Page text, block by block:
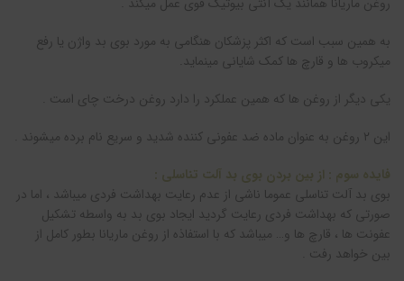
به همین سبب است که اکثر پزشکان هنگامی به مورد بوی بد واژن یا رفع
میکروب ها و قارچ ها کمک شایانی مینماید.
یکی دیگر از روغن ها که همین عملکرد را دارد روغن درخت چای است .
این ۲ روغن به عنوان ماده ضد عفونی کننده شدید و سریع نام برده میشوند .
فایده سوم : از بین بردن بوی بد آلت تناسلی :
بوی بد آلت تناسلی عموما ناشی از عدم رعایت بهداشت فردی میباشد ، اما در
صورتی که بهداشت فردی رعایت گردید ایجاد بوی بد به واسطه تشکیل
عفونت ها ، قارچ ها و… میباشد که با استفاذه از روغن ماريانا بطور کامل از
بین خواهد رفت .